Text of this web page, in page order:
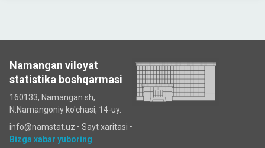
Namangan viloyat
statistika boshqarmasi
160133, Namangan sh,
N.Namangoniy ko'chasi, 14-uy.
info@namstat.uz • Sayt xaritasi •
Bizga xabar yuboring